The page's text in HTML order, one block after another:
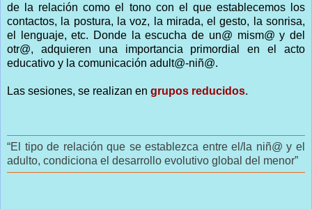
de la relación como el tono con el que establecemos los
contactos, la postura, la voz, la mirada, el gesto, la sonrisa,
el lenguaje, etc. Donde la escucha de un@ mism@ y del
otr@, adquieren una importancia primordial en el acto
educativo y la comunicación adult@-niñ@.
Las sesiones, se realizan en grupos reducidos.
“El tipo de relación que se establezca entre el/la niñ@ y el
adulto, condiciona el desarrollo evolutivo global del menor”